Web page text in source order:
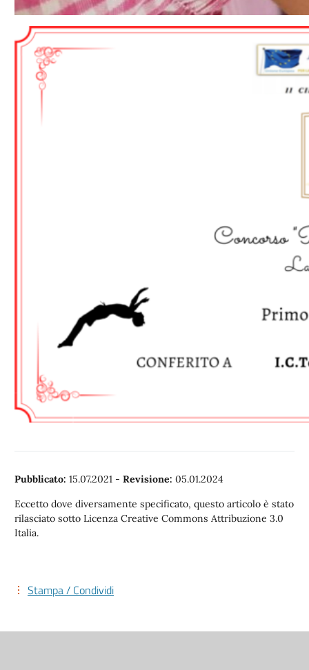
Pubblicato: 15.07.2021 - Revisione: 05.01.2024
Eccetto dove diversamente specificato, questo articolo è stato
rilasciato sotto Licenza Creative Commons Attribuzione 3.0
Italia.
Stampa / Condividi